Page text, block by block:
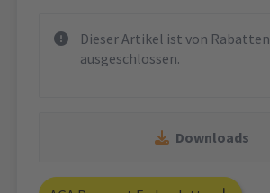
Dieser Artikel ist von Rabatten
ausgeschlossen.
Downloads